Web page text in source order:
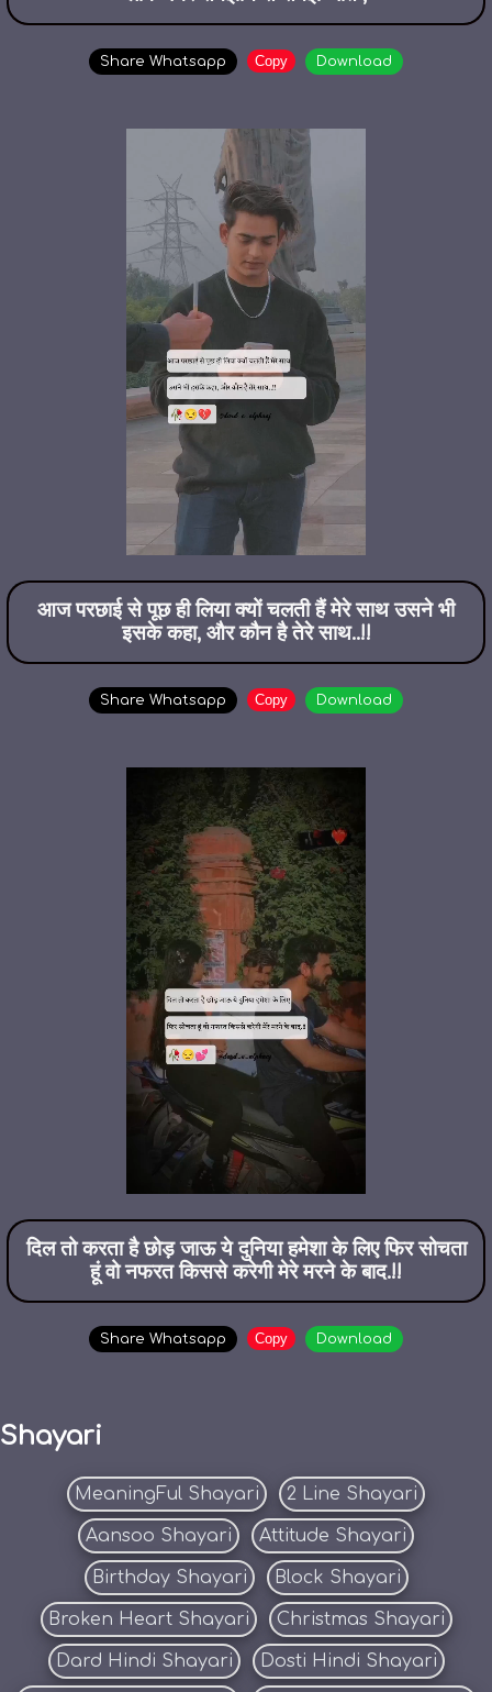
Share Whatsapp Copy Download
आज परछाई से पूछ ही लिया क्यों चलती हैं मेरे साथ उसने भी
इसके कहा, और कौन है तेरे साथ..!!
Share Whatsapp Copy Download
दिल तो करता है छोड़ जाऊ ये दुनिया हमेशा के लिए फिर सोचता
हूं वो नफरत किससे करेगी मेरे मरने के बाद.!!
Share Whatsapp Copy Download
Shayari
MeaningFul Shayari 2 Line Shayari
Aansoo Shayari Attitude Shayari
Birthday Shayari Block Shayari
Broken Heart Shayari Christmas Shayari
Dard Hindi Shayari Dosti Hindi Shayari